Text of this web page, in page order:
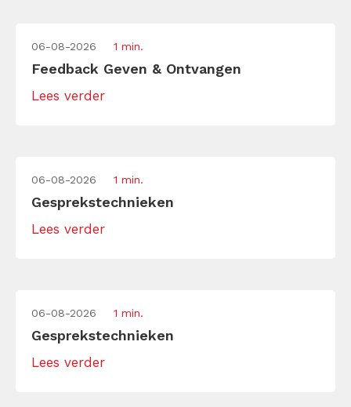
06-08-2026 1 min.
Feedback Geven & Ontvangen
Lees verder
06-08-2026 1 min.
Gesprekstechnieken
Lees verder
06-08-2026 1 min.
Gesprekstechnieken
Lees verder